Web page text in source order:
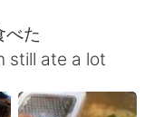
べた
still ate a lot